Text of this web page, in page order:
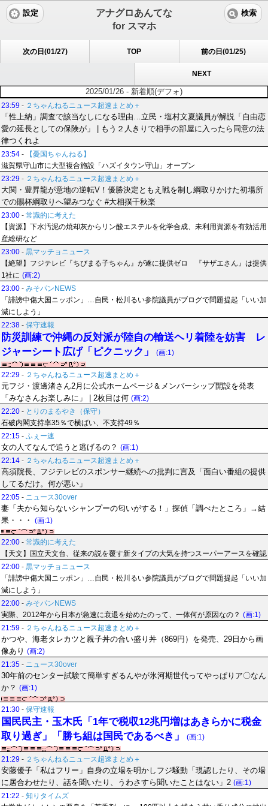
アナグロあんてな
for スマホ
設定 検索
次の日(01/27) TOP 前の日(01/25)
NEXT
2025/01/26 - 新着順(デフォ)
23:59 - ２ちゃんねるニュース超速まとめ＋
「性上納」調査で該当なしになる理由…立民・塩村文夏議員が解説「自由恋
愛の延長としての保険が」 | もう２人きりで相手の部屋に入ったら同意の法
律つくれよ
23:54 -
【憂国ちゃんねる】
滋賀県守山市に大型複合施設「ハズイタウン守山」オープン
23:29 - ２ちゃんねるニュース超速まとめ＋
大関・豊昇龍が意地の逆転V！優勝決定ともえ戦を制し綱取りかけた初場所
での賜杯綱取りへ望みつなぐ #大相撲千秋楽
23:00 - 常識的に考えた
【資源】下水汚泥の焼却灰からリン酸エステルを化学合成、未利用資源を有効活用
産総研など
23:00 - 黒マッチョニュース
【絶望】フジテレビ『ちびまる子ちゃん』が遂に提供ゼロ 『サザエさん』は提供
1社に (画:2)
23:00 - みそパンNEWS
「誹謗中傷大国ニッポン」…自民・松川るい参院議員がブログで問題提起「いい加
減にしよう」
22:38 - 保守速報
防災訓練で沖縄の反対派が陸自の輸送ヘリ着陸を妨害 レ
ジャーシート広げ「ピクニック」
(画:1)
22:29 - ２ちゃんねるニュース超速まとめ＋
元フジ・渡邊渚さん2月に公式ホームページ＆メンバーシップ開設を発表
「みなさんお楽しみに」 | 2枚目は何 (画:2)
22:20 - とりのまるやき（保守）
石破内閣支持率35％で横ばい、不支持49％
22:15 - ふぇー速
女の人てなんで追うと逃げるの？ (画:1)
22:14 - ２ちゃんねるニュース超速まとめ＋
高須院長、フジテレビのスポンサー継続への批判に言及「面白い番組の提供
してるだけ。何が悪い」
22:05 - ニュース30over
妻「夫から知らないシャンプーの匂いがする！」探偵「調べたところ」→結
果・・・
(画:1)
22:00 - 常識的に考えた
【天文】国立天文台、従来の説を覆す新タイプの大気を持つスーパーアースを確認
22:00 - 黒マッチョニュース
「誹謗中傷大国ニッポン」…自民・松川るい参院議員がブログで問題提起「いい加
減にしよう」
22:00 - みそパンNEWS
実際、2012年から日本が急速に衰退を始めたのって、一体何が原因なの？ (画:1)
21:59 - ２ちゃんねるニュース超速まとめ＋
かつや、海老タレカツと親子丼の合い盛り丼（869円）を発売、29日から画
像あり (画:2)
21:35 - ニュース30over
30年前のセンター試験て簡単すぎるんやが氷河期世代ってやっぱりア〇なん
か？ (画:1)
21:30 - 保守速報
国民民主・玉木氏「1年で税収12兆円増はあきらかに税金
取り過ぎ」「勝ち組は国民であるべき」
(画:1)
21:29 - ２ちゃんねるニュース超速まとめ＋
安藤優子「私はフリー」自身の立場を明かしフジ騒動「現認したり、その場
に居合わせたり、話を聞いたり、うわさすら聞いたことはない」2 (画:1)
21:22 - 知りタイムズ